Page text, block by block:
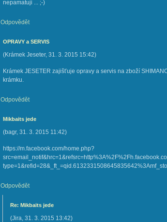
nepamatuji ... ;-)
Odpovědět
OPRAVY a SERVIS
(Krámek Jeseter, 31. 3. 2015 15:42)
Krámek JESETER zajišťuje opravy a servis na zboží
krámku.
Odpovědět
Mikbaits jede
(bagr, 31. 3. 2015 11:42)
https://m.facebook.com/home.php?
Odpovědět
Re: Mikbaits jede
(Jira, 31. 3. 2015 13:42)